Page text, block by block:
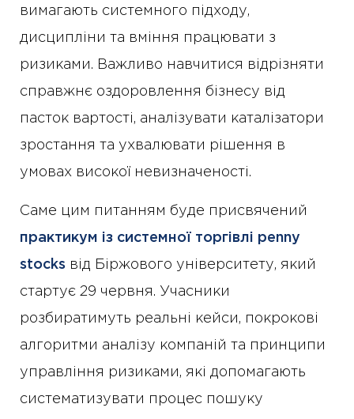
вимагають системного підходу,
дисципліни та вміння працювати з
ризиками. Важливо навчитися відрізняти
справжнє оздоровлення бізнесу від
пасток вартості, аналізувати каталізатори
зростання та ухвалювати рішення в
умовах високої невизначеності.
Саме цим питанням буде присвячений
практикум із системної торгівлі penny
stocks від Біржового університету, який
стартує 29 червня. Учасники
розбиратимуть реальні кейси, покрокові
алгоритми аналізу компаній та принципи
управління ризиками, які допомагають
систематизувати процес пошуку